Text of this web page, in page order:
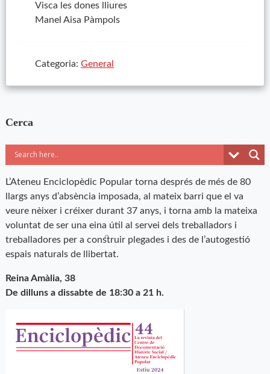
Visca les dones lliures
Manel Aisa Pàmpols
Categoria: General
Cerca
L’Ateneu Enciclopèdic Popular torna després de més de 80
llargs anys d’absència imposada, al mateix barri que el va
veure nèixer i créixer durant 37 anys, i torna amb la mateixa
voluntat de ser una eina útil al servei dels treballadors i
treballadores per a construir plegades i des de l’autogestió
espais naturals de llibertat.
Reina Amàlia, 38
De dilluns a dissabte de 18:30 a 21 h.